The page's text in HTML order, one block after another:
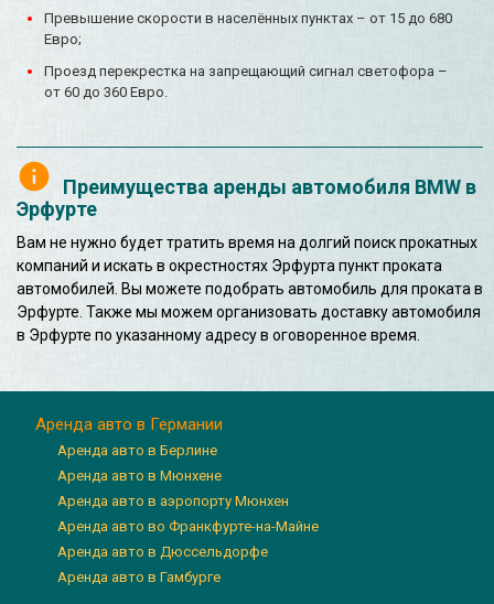
Превышение скорости в населённых пунктах – от 15 до 680
Евро;
Проезд перекрестка на запрещающий сигнал светофора –
от 60 до 360 Евро.
Преимущества аренды автомобиля BMW в
Эрфурте
Вам не нужно будет тратить время на долгий поиск прокатных
компаний и искать в окрестностях Эрфурта пункт проката
автомобилей. Вы можете подобрать автомобиль для проката в
Эрфурте. Также мы можем организовать доставку автомобиля
в Эрфурте по указанному адресу в оговоренное время.
Аренда авто в Германии
Аренда авто в Берлине
Аренда авто в Мюнхене
Аренда авто в аэропорту Мюнхен
Аренда авто во Франкфурте-на-Майне
Аренда авто в Дюссельдорфе
Аренда авто в Гамбурге